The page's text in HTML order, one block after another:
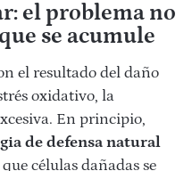
el problema no
se acumule
el resultado del daño
oxidativo, la
En principio,
de defensa natural
células dañadas se